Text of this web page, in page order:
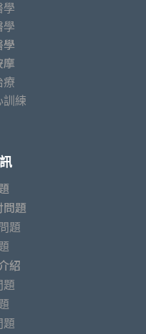
學
學
學
摩
療
訓練
問題
題
紹
題
題